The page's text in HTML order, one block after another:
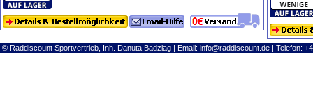
© Raddiscount Sportvertrieb, Inh. Danuta Badziag | Email: info@raddiscount.de | Telefon: